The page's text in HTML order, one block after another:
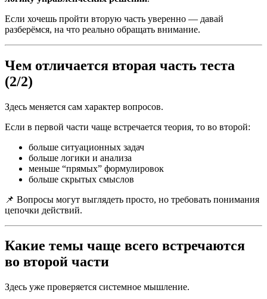
Если хочешь пройти вторую часть уверенно — давай
разберёмся, на что реально обращать внимание.
Чем отличается вторая часть теста
(2/2)
Здесь меняется сам характер вопросов.
Если в первой части чаще встречается теория, то во второй:
больше ситуационных задач
больше логики и анализа
меньше “прямых” формулировок
больше скрытых смыслов
📌 Вопросы могут выглядеть просто, но требовать понимания
цепочки действий.
Какие темы чаще всего встречаются
во второй части
Здесь уже проверяется системное мышление.